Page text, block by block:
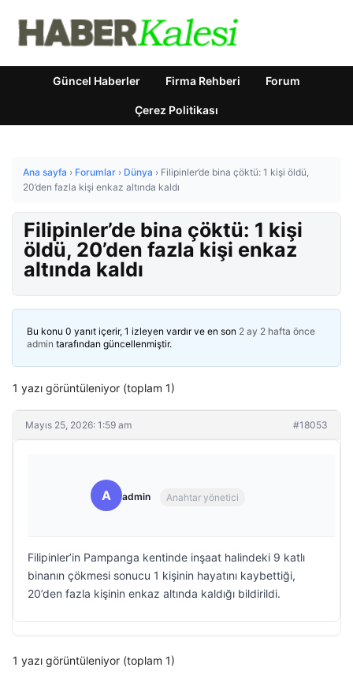
Güncel Haberler Firma Rehberi Forum
Çerez Politikası
Ana sayfa › Forumlar › Dünya › Filipinler’de bina çöktü: 1 kişi öldü,
20’den fazla kişi enkaz altında kaldı
Filipinler’de bina çöktü: 1 kişi
öldü, 20’den fazla kişi enkaz
altında kaldı
Bu konu 0 yanıt içerir, 1 izleyen vardır ve en son 2 ay 2 hafta önce
admin tarafından güncellenmiştir.
1 yazı görüntüleniyor (toplam 1)
Mayıs 25, 2026: 1:59 am #18053
A admin Anahtar yönetici
Filipinler’in Pampanga kentinde inşaat halindeki 9 katlı
binanın çökmesi sonucu 1 kişinin hayatını kaybettiği,
20’den fazla kişinin enkaz altında kaldığı bildirildi.
1 yazı görüntüleniyor (toplam 1)